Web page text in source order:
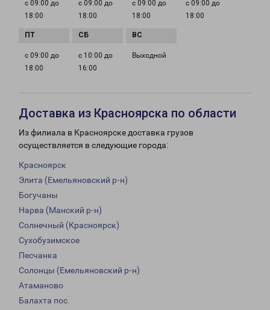
с 09:00 до
18:00
с 09:00 до
18:00
с 09:00 до
18:00
с 09:00 до
18:00
с 09:00 до
18:00
с 10:00 до
16:00
Выходной
Доставка из Красноярска по области
Из филиала в Красноярске доставка грузов
осуществляется в следующие города:
Красноярск
Элита (Емельяновский р-н)
Богучаны
Нарва (Манский р-н)
Солнечный (Красноярск)
Сухобузимское
Песчанка
Солонцы (Емельяновский р-н)
Атаманово
Балахта пос.